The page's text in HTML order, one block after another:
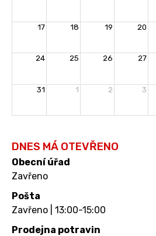
17 18 19 20
24 25 26 27
31 1 2 3
DNES MÁ OTEVŘENO
Obecní úřad
Zavřeno
Pošta
Zavřeno | 13:00-15:00
Prodejna potravin